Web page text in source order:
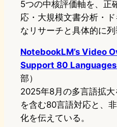
5つの中核評価軸を、正
応・大規模文書分析・
なリサーチと具体的に列
NotebookLM’s Video
Support 80 Languages
部）
2025年8月の多言語拡
を含む80言語対応と、
化を伝えている。